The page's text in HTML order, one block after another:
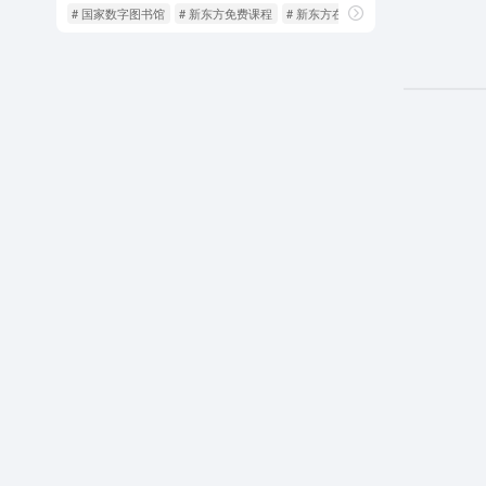
# 国家数字图书馆 # 新东方免费课程 # 新东方在线